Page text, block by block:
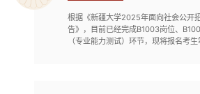
根据《新疆大学2025年面向社会公开
告》，目前已经完成B1003岗位、
（专业能力测试）环节，现将报名考